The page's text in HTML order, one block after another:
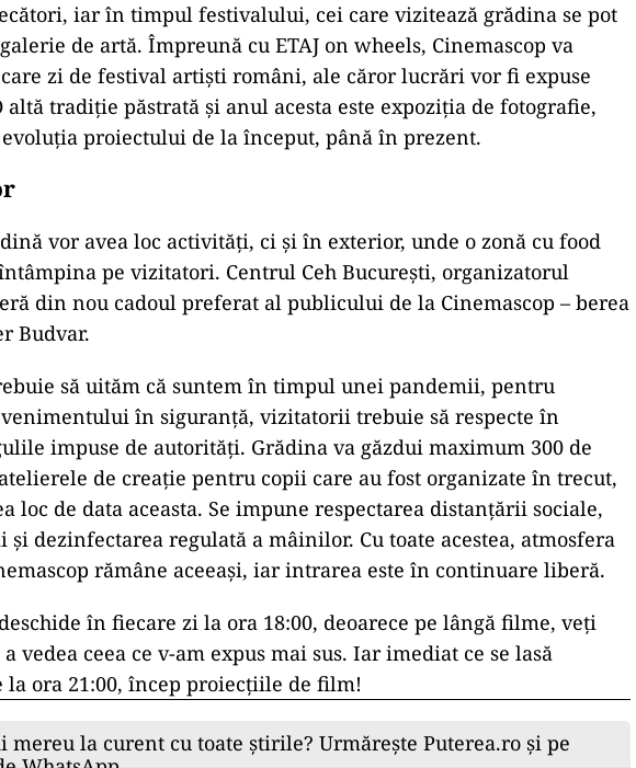
iar în timpul festivalului, cei care vizitează grădina se pot
de artă. Împreună cu ETAJ on wheels, Cinemascop va
zi de festival artiști români, ale căror lucrări vor fi expuse
altă tradiție păstrată și anul acesta este expoziția de fotografie,
proiectului de la început, până în prezent.
vor avea loc activități, ci și în exterior, unde o zonă cu food
pe vizitatori. Centrul Ceh București, organizatorul
din nou cadoul preferat al publicului de la Cinemascop – berea
Budvar.
să uităm că suntem în timpul unei pandemii, pentru
în siguranță, vizitatorii trebuie să respecte în
impuse de autorități. Grădina va găzdui maximum 300 de
de creație pentru copii care au fost organizate în trecut,
loc de data aceasta. Se impune respectarea distanțării sociale,
și dezinfectarea regulată a mâinilor. Cu toate acestea, atmosfera
rămâne aceeași, iar intrarea este în continuare liberă.
în fiecare zi la ora 18:00, deoarece pe lângă filme, veți
a vedea ceea ce v-am expus mai sus. Iar imediat ce se lasă
ora 21:00, încep proiecțiile de film!
mereu la curent cu toate știrile? Urmărește Puterea.ro și pe